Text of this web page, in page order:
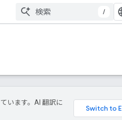
/
います。AI 翻訳に